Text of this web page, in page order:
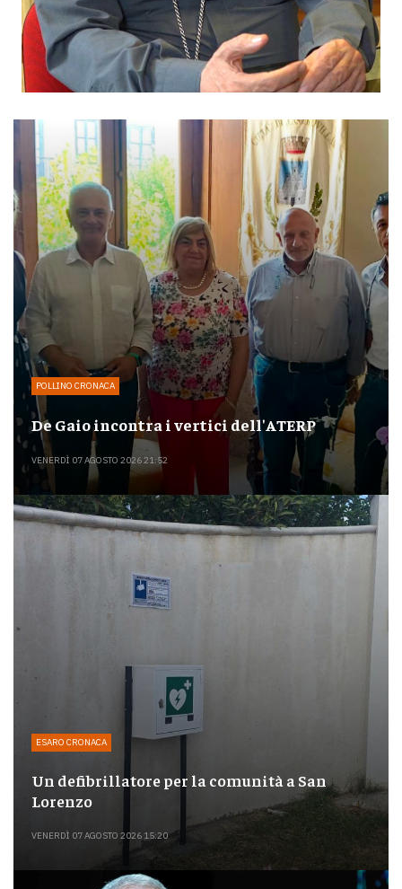
POLLINO CRONACA
De Gaio incontra i vertici dell'ATERP
VENERDÌ 07 AGOSTO 2026 21:52
ESARO CRONACA
Un defibrillatore per la comunità a San
Lorenzo
VENERDÌ 07 AGOSTO 2026 15:20